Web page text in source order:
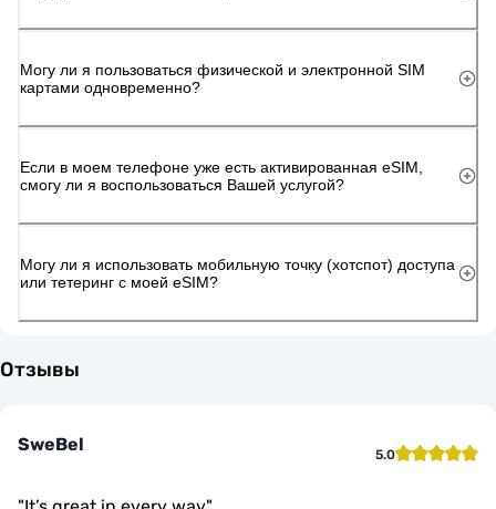
Могу ли я пользоваться физической и электронной SIM
картами одновременно?
Если в моем телефоне уже есть активированная eSIM,
смогу ли я воспользоваться Вашей услугой?
Могу ли я использовать мобильную точку (хотспот) доступа
или тетеринг с моей eSIM?
Отзывы
SweBel 5.0